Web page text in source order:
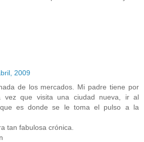
2009
de los mercados. Mi padre tiene por
vez que visita una ciudad nueva, ir al
que es donde se le toma el pulso a la
tan fabulosa crónica.